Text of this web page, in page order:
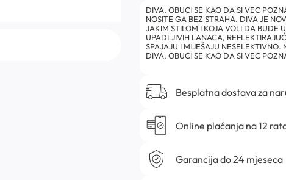
DIVA, OBUCI SE KAO DA SI VEC
NOSITE GA BEZ STRAHA. DIVA JE
JAKIM STILOM I KOJA VOLI DA BUDE
UPADLJIVIH LANACA,
SPAJAJU I MIJEŠAJU
DIVA, OBUCI SE KAO DA SI VEC
Besplatna dostava za
Online plaćanja na 12
Garancija do 24 mjeseca